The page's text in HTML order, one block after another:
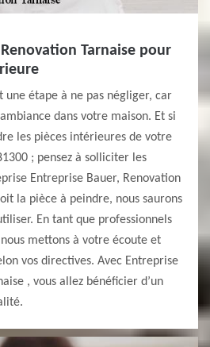
Tarnaise pour
une étape à ne pas négliger, car
dans votre maison. Et si
les pièces intérieures de votre
; pensez à solliciter les
Entreprise Bauer, Renovation
la pièce à peindre, nous saurons
En tant que professionnels
mettons à votre écoute et
vos directives. Avec Entreprise
, vous allez bénéficier d’un